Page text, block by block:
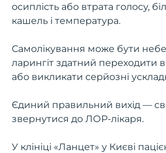
осиплість або втрата голосу,
кашель і температура.
Самолікування може бути
ларингіт здатний переходити
або викликати серйозні
Єдиний правильний вихід —
звернутися до ЛОР-лікаря.
У клініці «Ланцет» у Києві